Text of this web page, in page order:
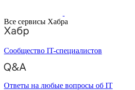
Все сервисы Хабра
Сообщество IT-специалистов
Ответы на любые вопросы об IT